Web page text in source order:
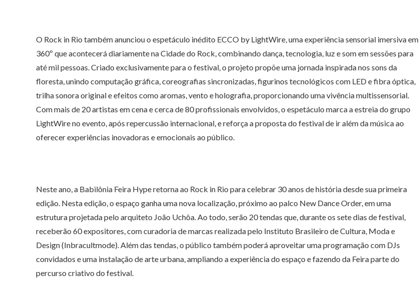
O Rock in Rio também anunciou o espetáculo inédito ECCO by LightWire, uma experiência sensorial imersiva em
360º que acontecerá diariamente na Cidade do Rock, combinando dança, tecnologia, luz e som em sessões para
até mil pessoas. Criado exclusivamente para o festival, o projeto propõe uma jornada inspirada nos sons da
floresta, unindo computação gráfica, coreografias sincronizadas, figurinos tecnológicos com LED e fibra óptica,
trilha sonora original e efeitos como aromas, vento e holografia, proporcionando uma vivência multissensorial.
Com mais de 20 artistas em cena e cerca de 80 profissionais envolvidos, o espetáculo marca a estreia do grupo
LightWire no evento, após repercussão internacional, e reforça a proposta do festival de ir além da música ao
oferecer experiências inovadoras e emocionais ao público.
Neste ano, a Babilônia Feira Hype retorna ao Rock in Rio para celebrar 30 anos de história desde sua primeira
edição. Nesta edição, o espaço ganha uma nova localização, próximo ao palco New Dance Order, em uma
estrutura projetada pelo arquiteto João Uchôa. Ao todo, serão 20 tendas que, durante os sete dias de festival,
receberão 60 expositores, com curadoria de marcas realizada pelo Instituto Brasileiro de Cultura, Moda e
Design (Inbracultmode). Além das tendas, o público também poderá aproveitar uma programação com DJs
convidados e uma instalação de arte urbana, ampliando a experiência do espaço e fazendo da Feira parte do
percurso criativo do festival.